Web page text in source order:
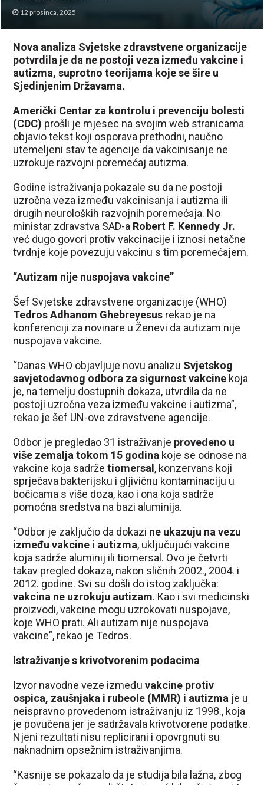
12 prosinca, 2025
Nova analiza Svjetske zdravstvene organizacije
potvrdila je da ne postoji veza između vakcine i
autizma, suprotno teorijama koje se šire u
Sjedinjenim Državama.
Američki Centar za kontrolu i prevenciju bolesti
(CDC) prošli je mjesec na svojim web stranicama
objavio tekst koji osporava prethodni, naučno
utemeljeni stav te agencije da vakcinisanje ne
uzrokuje razvojni poremećaj autizma.
Godine istraživanja pokazale su da ne postoji
uzročna veza između vakcinisanja i autizma ili
drugih neuroloških razvojnih poremećaja. No
ministar zdravstva SAD-a Robert F. Kennedy Jr.
već dugo govori protiv vakcinacije i iznosi netačne
tvrdnje koje povezuju vakcinu s tim poremećajem.
“Autizam nije nuspojava vakcine”
Šef Svjetske zdravstvene organizacije (WHO)
Tedros Adhanom Ghebreyesus rekao je na
konferenciji za novinare u Ženevi da autizam nije
nuspojava vakcine.
“Danas WHO objavljuje novu analizu Svjetskog
savjetodavnog odbora za sigurnost vakcine koja
je, na temelju dostupnih dokaza, utvrdila da ne
postoji uzročna veza između vakcine i autizma”,
rekao je šef UN-ove zdravstvene agencije.
Odbor je pregledao 31 istraživanje provedeno u
više zemalja tokom 15 godina koje se odnose na
vakcine koja sadržetiomersal, konzervans koji
sprječava bakterijsku i gljivičnu kontaminaciju u
bočicama s više doza, kao i ona koja sadrže
pomoćna sredstva na bazi aluminija.
“Odbor je zaključio da dokazi ne ukazuju na vezu
između vakcine i autizma, uključujući vakcine
koja sadrže aluminij ili tiomersal. Ovo je četvrti
takav pregled dokaza, nakon sličnih 2002., 2004. i
2012. godine. Svi su došli do istog zaključka:
vakcina ne uzrokuju autizam. Kao i svi medicinski
proizvodi, vakcine mogu uzrokovati nuspojave,
koje WHO prati. Ali autizam nije nuspojava
vakcine”, rekao je Tedros.
Istraživanje s krivotvorenim podacima
Izvor navodne veze između vakcine protiv
ospica, zaušnjaka i rubeole (MMR) i autizma je u
neispravno provedenom istraživanju iz 1998., koja
je povučena jer je sadržavala krivotvorene podatke.
Njeni rezultati nisu replicirani i opovrgnuti su
naknadnim opsežnim istraživanjima.
“Kasnije se pokazalo da je studija bila lažna, zbog